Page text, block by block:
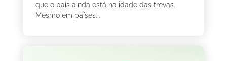
que o país ainda está na idade das trevas.
Mesmo em países...